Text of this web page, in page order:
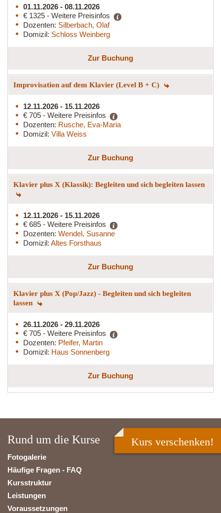
01.11.2026 - 08.11.2026
€ 1325 - Weitere Preisinfos
Dozenten: Silberbach, Olaf
Domizil: Schloss Weinberg
Zur Buchung
Improvisation auf dem Klavier (Level B + C)
12.11.2026 - 15.11.2026
€ 705 - Weitere Preisinfos
Dozenten: Rusche, Eva-Maria
Domizil: Villa Weiss
Zur Buchung
Klavier plus X (Klassik): Begleiten und sich begleiten lassen
12.11.2026 - 15.11.2026
€ 685 - Weitere Preisinfos
Dozenten: Wendel, Susanne
Domizil: Altes Forsthaus
Zur Buchung
Klavier plus X (Pop/Jazz) - Begleiten und sich begleiten
lassen
26.11.2026 - 29.11.2026
€ 705 - Weitere Preisinfos
Dozenten: Pfeifer, Martin
Domizil: Haus Sonnenberg
Zur Buchung
Rund um die Kurse
Fotogalerie
Häufige Fragen - FAQ
Kursstruktur
Leistungen
Voraussetzungen
Kurs verschenken!